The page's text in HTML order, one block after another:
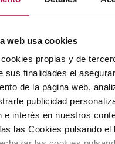
web usa cookies
propias y de
sus finalidades el
de la página web,
publicidad
e interés en nuestros
las Cookies pulsando el
Gastronomía
cordero con dátiles y
patatas y remolacha.